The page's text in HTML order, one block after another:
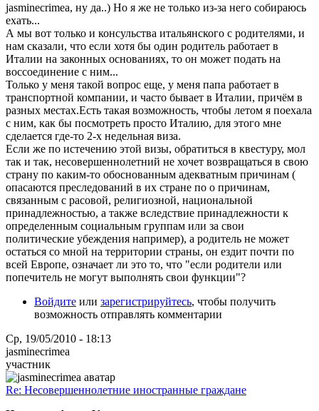
jasminecrimea, ну да..) Но я же не только из-за него собираюсь
ехать...
А мы вот только и консульства итальянского с родителями, и
нам сказали, что если хотя бы один родитель работает в
Италии на законных основаниях, то он может подать на
воссоединение с ним...
Только у меня такой вопрос еще, у меня папа работает в
транспортной компании, и часто бывает в Италии, причём в
разных местах.Есть такая возможность, чтобы летом я поехала
с ним, как бы посмотреть просто Италию, для этого мне
сделается где-то 2-х недельная виза.
Если же по истечению этой визы, обратиться в квестуру, мол
так и так, несовершеннолетний не хочет возвращаться в свою
страну по каким-то обоснованным адекватным причинам (
опасаются преследований в их стране по о причинам,
связанным с расовой, религиозной, национальной
принадлежностью, а также вследствие принадлежности к
определенным социальным группам или за свои
политические убеждения например), а родитель не может
остаться со мной на территории страны, он ездит почти по
всей Европе, означает ли это то, что "если родители или
попечитель не могут выполнять свои функции"?
Войдите или зарегистрируйтесь, чтобы получить
возможность отправлять комментарии
Ср, 19/05/2010 - 18:13
jasminecrimea
участник
Re: Несовершеннолетние иностранные граждане